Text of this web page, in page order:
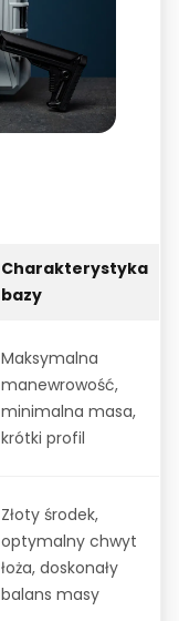
Charakterystyka
bazy
Maksymalna
manewrowość,
minimalna masa,
krótki profil
Złoty środek,
optymalny chwyt
łoża, doskonały
balans masy